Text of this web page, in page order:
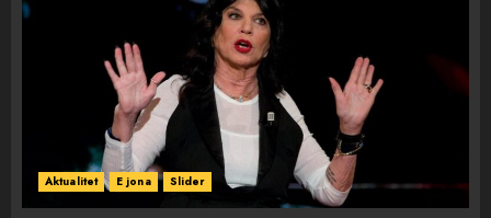
Aktualitet E jona Slider